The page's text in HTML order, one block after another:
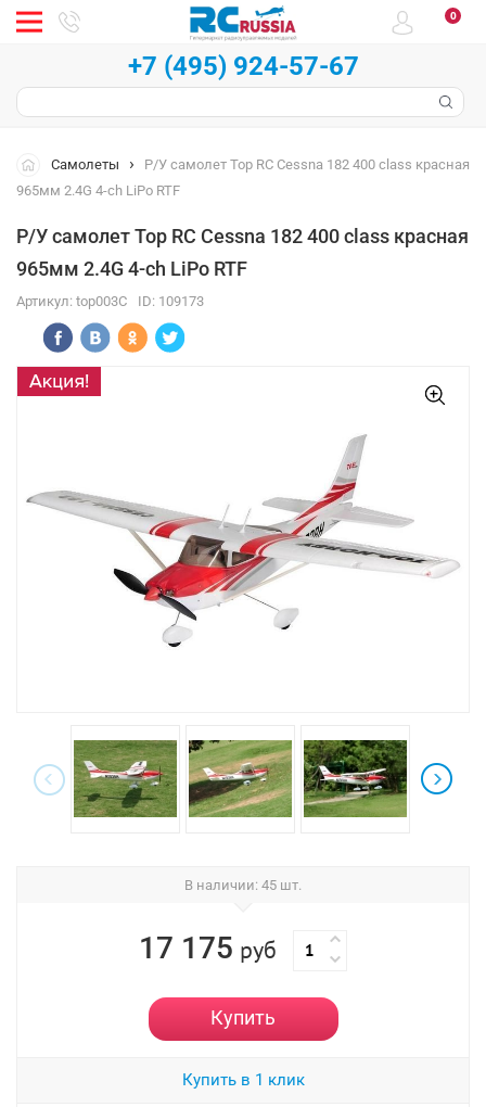
0
+7 (495) 924-57-67
Самолеты
Р/У самолет Top RC Cessna 182 400 class красная
965мм 2.4G 4-ch LiPo RTF
Р/У самолет Top RC Cessna 182 400 class красная
965мм 2.4G 4-ch LiPo RTF
Артикул: top003C ID: 109173
В наличии: 45 шт.
17 175 руб
Купить
Купить в 1 клик